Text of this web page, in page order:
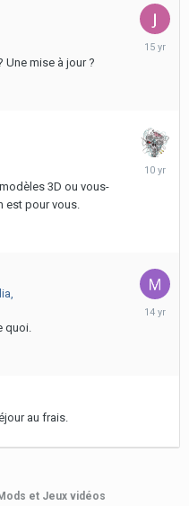
Une mise à jour ?
3D ou vous-
est pour vous.
February
quoi.
au frais.
et Jeux vidéos